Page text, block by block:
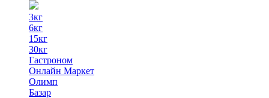
3кг
6кг
15кг
30кг
Гастроном
Онлайн Маркет
Олимп
Базар